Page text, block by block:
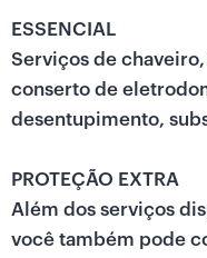
ESSENCIAL
Serviços de
conserto de
desentupimento,
PROTEÇÃO EXTRA
Além dos serviços
você também pode